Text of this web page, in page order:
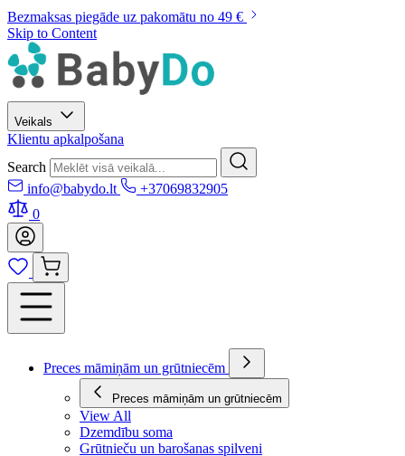
Bezmaksas piegāde uz pakomātu no 49 €
Skip to Content
Veikals
Klientu apkalpošana
Search
info@babydo.lt
+37069832905
0
Preces māmiņām un grūtniecēm
Preces māmiņām un grūtniecēm
View All
Dzemdību soma
Grūtnieču un barošanas spilveni